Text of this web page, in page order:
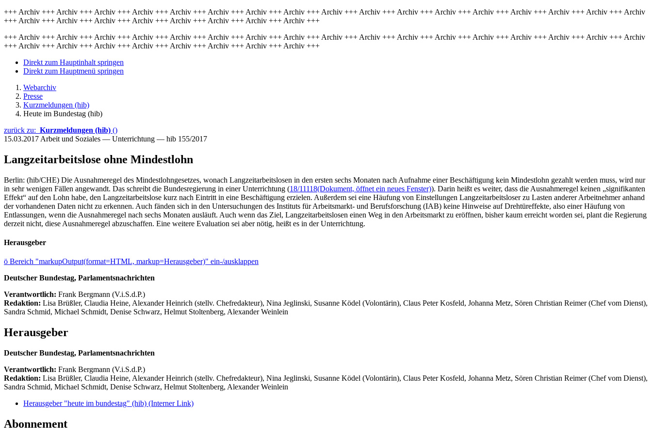
+++ Archiv +++ Archiv +++ Archiv +++ Archiv +++ Archiv +++ Archiv +++ Archiv +++ Archiv +++ Archiv +++ Archiv +++ Archiv +++ Archiv +++ Archiv +++ Archiv +++ Archiv +++ Archiv +++ Archiv
+++ Archiv +++ Archiv +++ Archiv +++ Archiv +++ Archiv +++ Archiv +++ Archiv +++ Archiv +++
+++ Archiv +++ Archiv +++ Archiv +++ Archiv +++ Archiv +++ Archiv +++ Archiv +++ Archiv +++ Archiv +++ Archiv +++ Archiv +++ Archiv +++ Archiv +++ Archiv +++ Archiv +++ Archiv +++ Archiv
+++ Archiv +++ Archiv +++ Archiv +++ Archiv +++ Archiv +++ Archiv +++ Archiv +++ Archiv +++
Direkt zum Hauptinhalt springen
Direkt zum Hauptmenü springen
Webarchiv
Presse
Kurzmeldungen (hib)
Heute im Bundestag (hib)
zurück zu: Kurzmeldungen (hib) ()
15.03.2017 Arbeit und Soziales — Unterrichtung — hib 155/2017
Langzeitarbeitslose ohne Mindestlohn
Berlin: (hib/CHE) Die Ausnahmeregel des Mindestlohngesetzes, wonach Langzeitarbeitslosen in den ersten sechs Monaten nach Aufnahme einer Beschäftigung kein Mindestlohn gezahlt werden muss, wird nur
in sehr wenigen Fällen angewandt. Das schreibt die Bundesregierung in einer Unterrichtung (18/11118(Dokument, öffnet ein neues Fenster)). Darin heißt es weiter, dass die Ausnahmeregel keinen „signifikanten
Effekt“ auf den Lohn habe, den Langzeitarbeitslose kurz nach Eintritt in eine Beschäftigung erzielen. Außerdem sei eine Häufung von Einstellungen Langzeitarbeitsloser zu Lasten anderer Arbeitnehmer anhand
der vorhandenen Daten nicht zu erkennen. Auch fänden sich in den Untersuchungen des Instituts für Arbeitsmarkt- und Berufsforschung (IAB) keine Hinweise auf Drehtüreffekte, also einer Häufung von
Entlassungen, wenn die Ausnahmeregel nach sechs Monaten ausläuft. Auch wenn das Ziel, Langzeitarbeitslosen einen Weg in den Arbeitsmarkt zu eröffnen, bisher kaum erreicht worden sei, plant die Regierung
derzeit nicht, diese Ausnahmeregel abzuschaffen. Eine weitere Evaluation sei aber nötig, heißt es in der Unterrichtung.
Herausgeber
ö Bereich "markupOutput(format=HTML, markup=Herausgeber)" ein-/ausklappen
Deutscher Bundestag, Parlamentsnachrichten
Verantwortlich: Frank Bergmann (V.i.S.d.P.)
Redaktion: Lisa Brüßler, Claudia Heine, Alexander Heinrich (stellv. Chefredakteur), Nina Jeglinski, Susanne Ködel (Volontärin), Claus Peter Kosfeld, Johanna Metz, Sören Christian Reimer (Chef vom Dienst),
Sandra Schmid, Michael Schmidt, Denise Schwarz, Helmut Stoltenberg, Alexander Weinlein
Herausgeber
Deutscher Bundestag, Parlamentsnachrichten
Verantwortlich: Frank Bergmann (V.i.S.d.P.)
Redaktion: Lisa Brüßler, Claudia Heine, Alexander Heinrich (stellv. Chefredakteur), Nina Jeglinski, Susanne Ködel (Volontärin), Claus Peter Kosfeld, Johanna Metz, Sören Christian Reimer (Chef vom Dienst),
Sandra Schmid, Michael Schmidt, Denise Schwarz, Helmut Stoltenberg, Alexander Weinlein
Herausgeber "heute im bundestag" (hib) (Interner Link)
Abonnement